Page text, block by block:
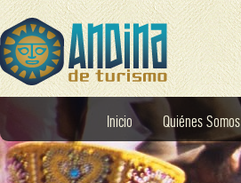
Inicio Quiénes Somos